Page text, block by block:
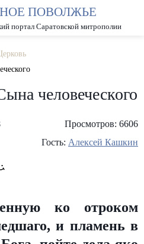
ШРИФТА А А
ПОВОЛЖЬЕ
портал Саратовской митрополии
человеческого
Просмотров: 6606
Гость: Алексей Кашкин
ко отроком
и пламень в